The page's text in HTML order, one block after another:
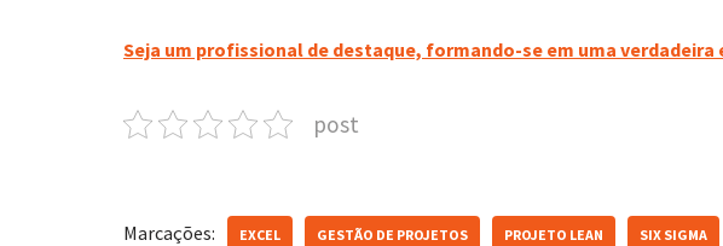
Seja um profissional de destaque, formando-se em uma
post
Marcações: EXCEL GESTÃO DE PROJETOS PROJETO LEAN SIX SIGMA